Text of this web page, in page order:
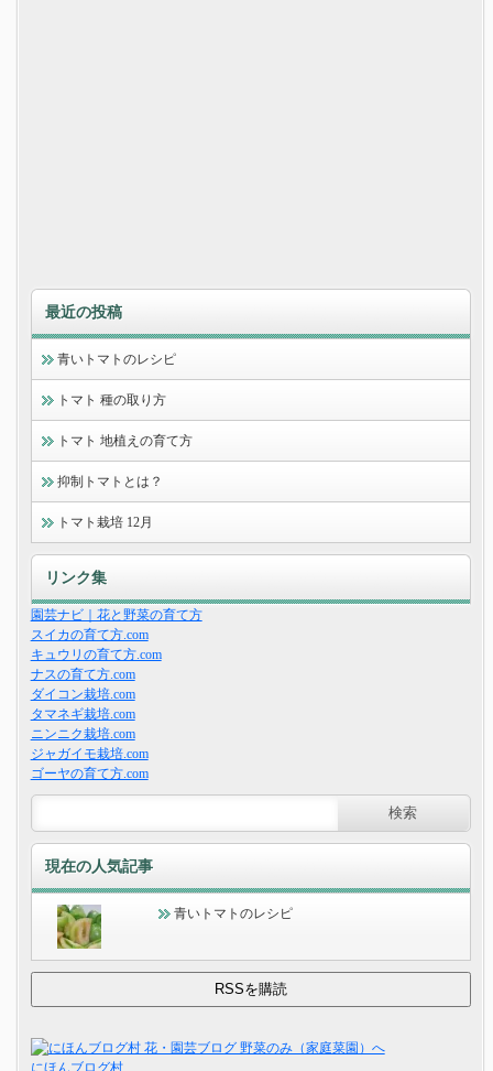
最近の投稿
青いトマトのレシピ
トマト 種の取り方
トマト 地植えの育て方
抑制トマトとは？
トマト栽培 12月
リンク集
園芸ナビ｜花と野菜の育て方
スイカの育て方.com
キュウリの育て方.com
ナスの育て方.com
ダイコン栽培.com
タマネギ栽培.com
ニンニク栽培.com
ジャガイモ栽培.com
ゴーヤの育て方.com
現在の人気記事
青いトマトのレシピ